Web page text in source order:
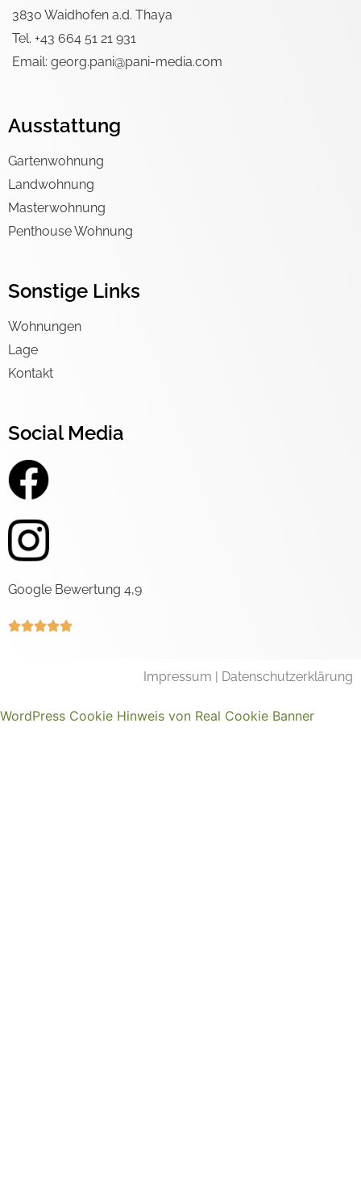
3830 Waidhofen a.d. Thaya
Tel. +43 664 51 21 931
Email: georg.pani@pani-media.com
Ausstattung
Gartenwohnung
Landwohnung
Masterwohnung
Penthouse Wohnung
Sonstige Links
Wohnungen
Lage
Kontakt
Social Media
Google Bewertung 4,9

Impressum | Datenschutzerklärung
WordPress Cookie Hinweis von Real Cookie Banner